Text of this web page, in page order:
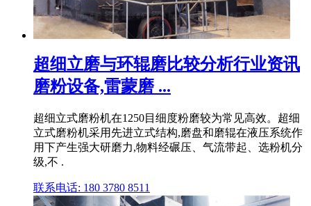
超细立磨与环辊磨比较分析行业资讯
磨粉设备,雷蒙磨 ...
超细立式磨粉机在1250目细度粉磨较为常见高效。超细
立式磨粉机采用先进立式结构,磨盘和磨辊在液压系统作
用下产生强大研磨力,物料经碾压、气流带起、选粉机分
级,不 .
联系电话: 180 3780 8511